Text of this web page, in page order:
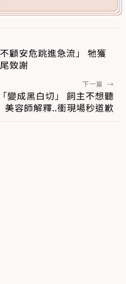
顧安危跳進急流」 牠獲
致謝
下一篇 →
變成黑白切」 飼主不想聽
美容師解釋..衝現場秒道歉